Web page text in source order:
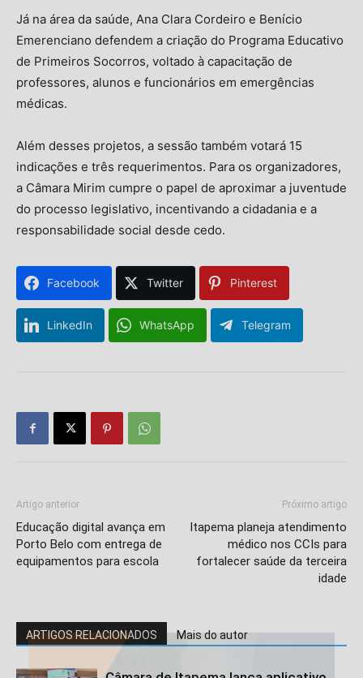
Já na área da saúde, Ana Clara Cordeiro e Benício
Emerenciano defendem a criação do Programa Educativo
de Primeiros Socorros, voltado à capacitação de
professores, alunos e funcionários em emergências
médicas.
Além desses projetos, a sessão também votará 15
indicações e três requerimentos. Para os organizadores,
a Câmara Mirim cumpre o papel de aproximar a juventude
do processo legislativo, incentivando a cidadania e a
responsabilidade social desde cedo.
Facebook Twitter Pinterest
LinkedIn WhatsApp Telegram
Artigo anterior
Educação digital avança em
Porto Belo com entrega de
equipamentos para escola
Próximo artigo
Itapema planeja atendimento
médico nos CCIs para
fortalecer saúde da terceira
idade
ARTIGOS RELACIONADOS Mais do autor